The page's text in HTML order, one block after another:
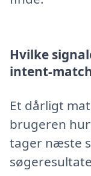
Hvilke
intent-
Et dårligt
brugeren
tager næste